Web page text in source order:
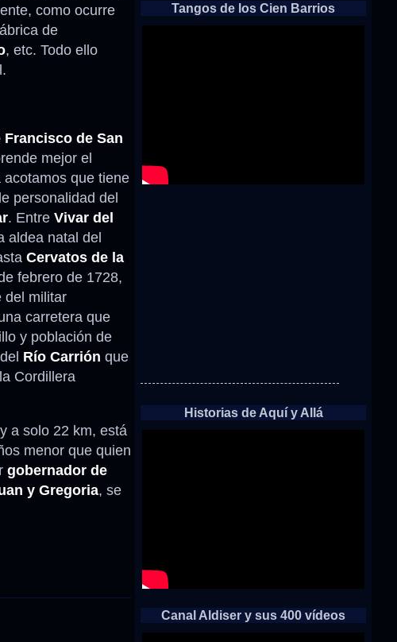
como ocurre
de
, etc. Todo ello
Francisco de San
mejor el
que tiene
personalidad del
. Entre Vivar del
aldea natal del
Cervatos de la
febrero de 1728,
del militar
carretera que
y población de
Río Carrión que
Cordillera
a solo 22 km, está
menor que quien
gobernador de
y Gregoria, se
Tangos de los Cien Barrios
Historias de Aquí y Allá
Canal Aldiser y sus 400 vídeos